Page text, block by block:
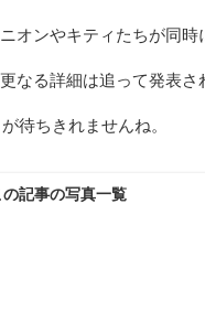
オンやキティたちが同時
なる詳細は追って発表さ
待ちきれませんね。
の記事の写真一覧